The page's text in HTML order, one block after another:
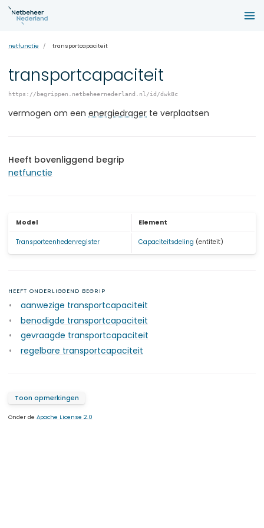
netfunctie transportcapaciteit
transportcapaciteit
https://begrippen.netbeheernederland.nl/id/dwk8c
vermogen om een energiedrager te verplaatsen
Heeft bovenliggend begrip
netfunctie
Model Element
Transporteenhedenregister Capaciteitsdeling (entiteit)
HEEFT ONDERLIGGEND BEGRIP
aanwezige transportcapaciteit
benodigde transportcapaciteit
gevraagde transportcapaciteit
regelbare transportcapaciteit
Toon opmerkingen
Onder de Apache License 2.0